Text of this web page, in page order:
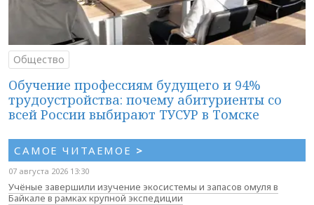
Общество
Обучение профессиям будущего и 94%
трудоустройства: почему абитуриенты со
всей России выбирают ТУСУР в Томске
САМОЕ ЧИТАЕМОЕ >
07 августа 2026 13:30
Учёные завершили изучение экосистемы и запасов омуля в
Байкале в рамках крупной экспедиции